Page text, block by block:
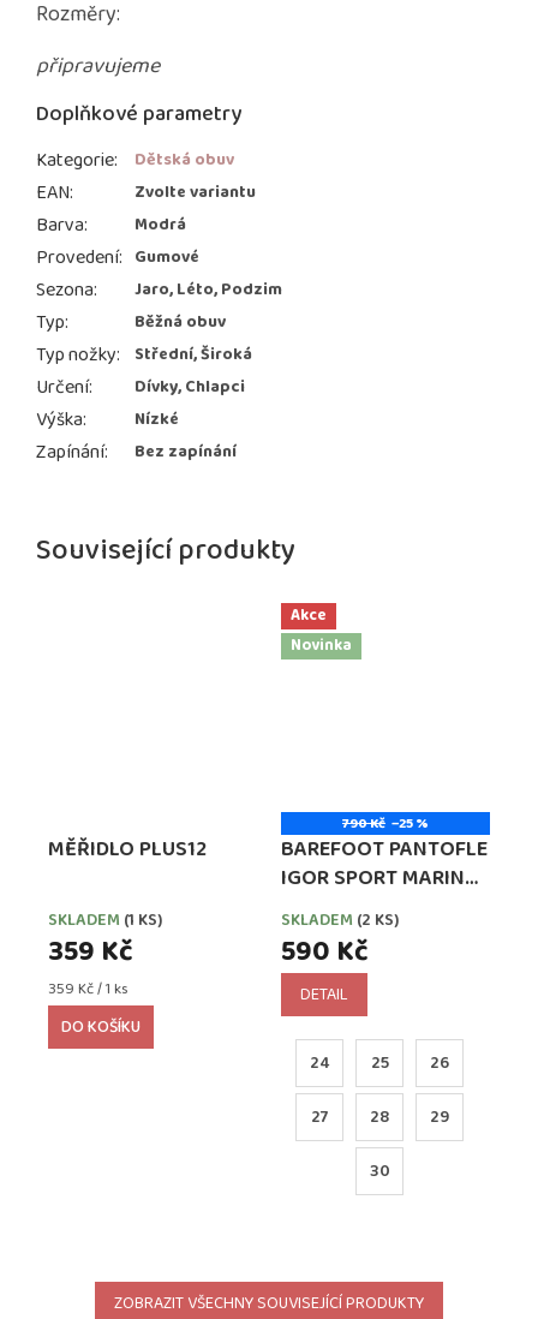
Související produkty
MĚŘIDLO PLUS12
SKLADEM (1 KS)
359 Kč
Měrná
cena:
359 Kč / 1 ks
DO KOŠÍKU
Akce
Novinka
790 Kč –25 %
BAREFOOT PANTOFLE
IGOR SPORT MARINO
(MODRÉ)
SKLADEM (2 KS)
590 Kč
DETAIL
24 25 26
27 28 29
30
ZOBRAZIT VŠECHNY SOUVISEJÍCÍ PRODUKTY
Rozměry:
připravujeme
Doplňkové parametry
Kategorie: Dětská obuv
EAN: Zvolte variantu
Barva: Modrá
Provedení: Gumové
Sezona: Jaro, Léto, Podzim
Typ: Běžná obuv
Typ nožky: Střední, Široká
Určení: Dívky, Chlapci
Výška: Nízké
Zapínání: Bez zapínání